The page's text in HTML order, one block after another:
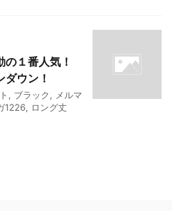
１番人気！
ウン！
, ブラック, メルマ
1226, ロング丈